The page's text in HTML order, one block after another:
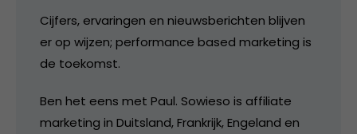
Cijfers, ervaringen en nieuwsberichten blijven
er op wijzen; performance based marketing is
de toekomst.
Ben het eens met Paul. Sowieso is affiliate
marketing in Duitsland, Frankrijk, Engeland en